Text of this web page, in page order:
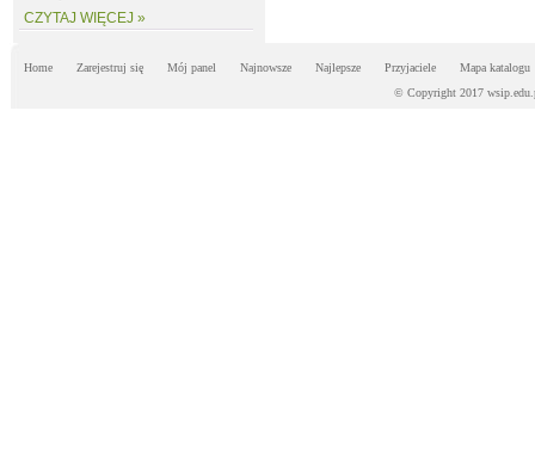
CZYTAJ WIĘCEJ »
Home Zarejestruj się Mój panel Najnowsze Najlepsze Przyjaciele
Mapa katalogu
© Copyright 2017